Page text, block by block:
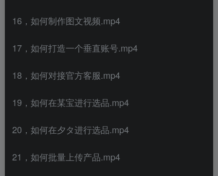
16，如何制作图文视频.mp4
17，如何打造一个垂直账号.mp4
18，如何对接官方客服.mp4
19，如何在某宝进行选品.mp4
20，如何在夕タ进行选品.mp4
21，如何批量上传产品.mp4